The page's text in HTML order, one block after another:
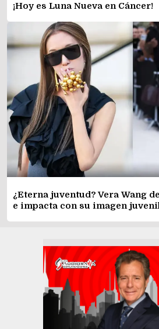
¡Hoy es Luna Nueva en Cáncer!
¿Eterna juventud? Vera Wang
e impacta con su imagen